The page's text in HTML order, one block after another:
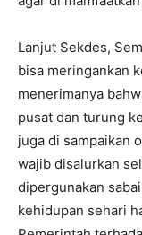
Lanjut Sekdes,
bisa meringankan
menerimanya
pusat dan turung
juga di sampaikan
wajib disalurkan
dipergunakan
kehidupan sehari